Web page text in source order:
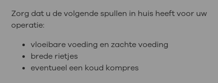
Zorg dat u de volgende spullen in huis heeft voor uw
operatie:
vloeibare voeding en zachte voeding
brede rietjes
eventueel een koud kompres